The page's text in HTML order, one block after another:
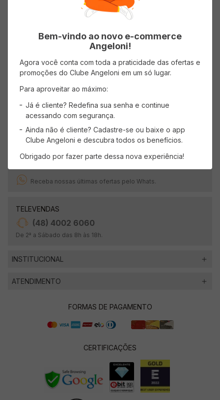
CADASTRE-SE
Receba promoções, novidades e descontos
exclusivos.
Receba nossas últimas ofertas pelo Whats.
TELEVENDAS
(48) 4002 6060
De 2ª a Sábado das 8h às 18h.
INSTITUCIONAL
ATENDIMENTO
FORMAS DE PAGAMENTO
CERTIFICAÇÕES
Bem-vindo ao novo e-commerce
Angeloni!
Agora você conta com toda a praticidade das ofertas e
promoções do Clube Angeloni em um só lugar.
Para aproveitar ao máximo:
Já é cliente? Redefina sua senha e continue
acessando com segurança.
Ainda não é cliente? Cadastre-se ou baixe o app
Clube Angeloni e descubra todos os benefícios.
Obrigado por fazer parte dessa nova experiência!